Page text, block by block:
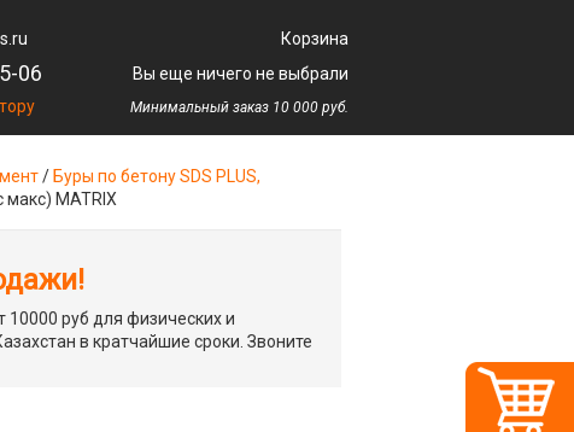
06
Корзина
Вы еще ничего не выбрали
Минимальный заказ 10 000 руб.
/ Буры по бетону SDS PLUS,
макс) MATRIX
руб для физических и
в кратчайшие сроки. Звоните